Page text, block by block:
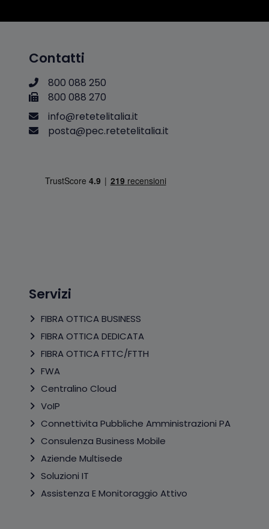
Contatti
800 088 250
800 088 270
info@retetelitalia.it
posta@pec.retetelitalia.it
Servizi
FIBRA OTTICA BUSINESS
FIBRA OTTICA DEDICATA
FIBRA OTTICA FTTC/FTTH
FWA
Centralino Cloud
VoIP
Connettivita Pubbliche Amministrazioni PA
Consulenza Business Mobile
Aziende Multisede
Soluzioni IT
Assistenza E Monitoraggio Attivo